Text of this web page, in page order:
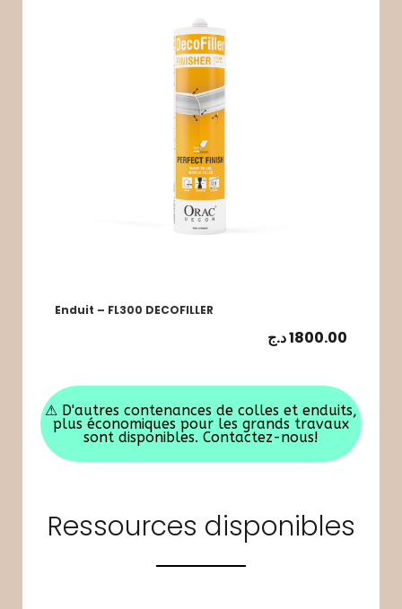
Enduit – FL300 DECOFILLER
1800.00د.ج
⚠ D'autres contenances de colles et enduits,
plus économiques pour les grands travaux
sont disponibles. Contactez-nous!
Ressources disponibles